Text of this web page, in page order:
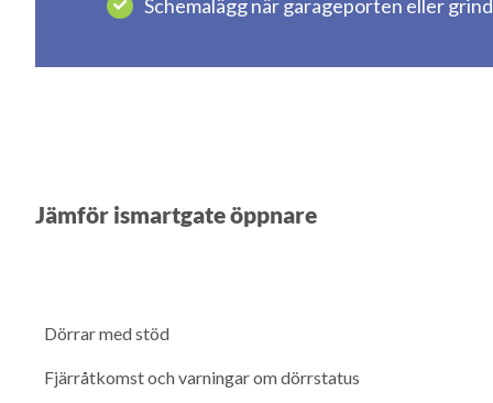
Schemalägg när garageporten eller
Jämför ismartgate öppnare
Dörrar med stöd
Fjärråtkomst och varningar om dörrstatus